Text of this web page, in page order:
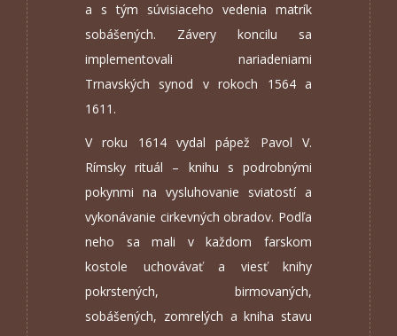
a s tým súvisiaceho vedenia matrík
sobášených. Závery koncilu sa
implementovali nariadeniami
Trnavských synod v rokoch 1564 a
1611.
V roku 1614 vydal pápež Pavol V.
Rímsky rituál – knihu s podrobnými
pokynmi na vysluhovanie sviatostí a
vykonávanie cirkevných obradov. Podľa
neho sa mali v každom farskom
kostole uchovávať a viesť knihy
pokrstených, birmovaných,
sobášených, zomrelých a kniha stavu